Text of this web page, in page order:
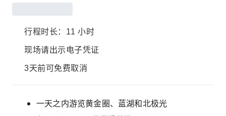
行程时长：11 小时
现场请出示电子凭证
3天前可免费取消
一天之内游览黄金圈、蓝湖和北极光